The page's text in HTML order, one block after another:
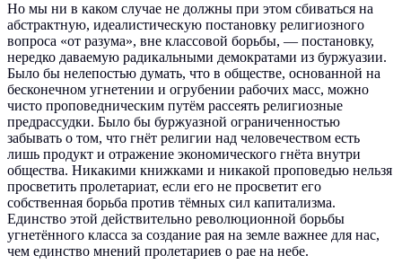
Но мы ни в каком случае не должны при этом сбиваться на
абстрактную, идеалистическую постановку религиозного
вопроса «от разума», вне классовой борьбы, — постановку,
нередко даваемую радикальными демократами из буржуазии.
Было бы нелепостью думать, что в обществе, основанной на
бесконечном угнетении и огрубении рабочих масс, можно
чисто проповедническим путём рассеять религиозные
предрассудки. Было бы буржуазной ограниченностью
забывать о том, что гнёт религии над человечеством есть
лишь продукт и отражение экономического гнёта внутри
общества. Никакими книжками и никакой проповедью нельзя
просветить пролетариат, если его не просветит его
собственная борьба против тёмных сил капитализма.
Единство этой действительно революционной борьбы
угнетённого класса за создание рая на земле важнее для нас,
чем единство мнений пролетариев о рае на небе.